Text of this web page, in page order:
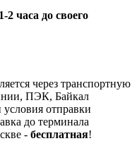
2 часа до своего
через транспортную
ПЭК, Байкал
отправки
до терминала
- бесплатная!